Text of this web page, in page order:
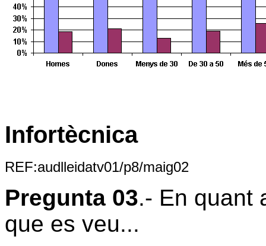
Infortècnica
REF:audlleidatv01/p8/maig02
Pregunta 03.- En quant
que es veu...